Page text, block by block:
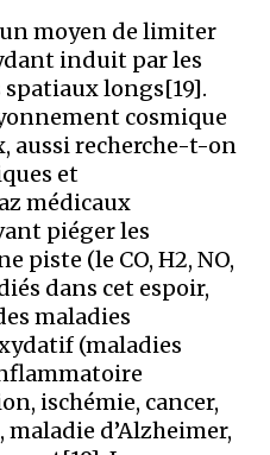
moyen de limiter
induit par les
longs[19].
cosmique
aussi recherche-t-on
et
médicaux
piéger les
piste (le CO, H2, NO,
dans cet espoir,
maladies
(maladies
ischémie, cancer,
d’Alzheimer,